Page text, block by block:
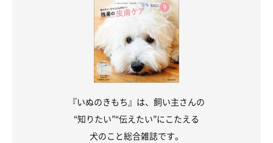
『いぬのきもち』は、飼い主さんの
“知りたい”“伝えたい”にこたえる
犬のこと総合雑誌です。